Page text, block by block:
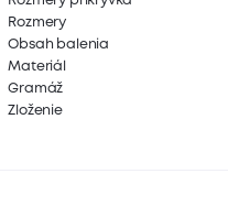
Rozmery
Obsah balenia
Materiál
Gramáž
Zloženie